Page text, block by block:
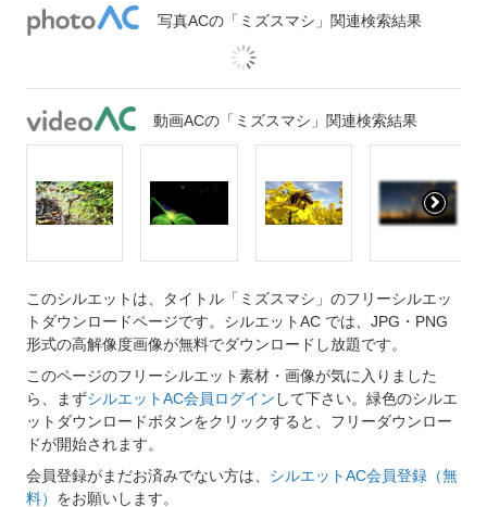
写真ACの「ミズスマシ」関連検索結果
動画ACの「ミズスマシ」関連検索結果
このシルエットは、タイトル「ミズスマシ」のフリーシルエッ
トダウンロードページです。シルエットAC では、JPG・PNG
形式の高解像度画像が無料でダウンロードし放題です。
このページのフリーシルエット素材・画像が気に入りました
ら、まずシルエットAC会員ログイン して下さい。緑色のシルエ
ットダウンロードボタンをクリックすると、フリーダウンロー
ドが開始されます。
会員登録がまだお済みでない方は、 シルエットAC会員登録（無
料） をお願いします。